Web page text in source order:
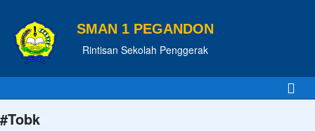
SMAN 1 PEGANDON
Rintisan Sekolah Penggerak
#Tobk